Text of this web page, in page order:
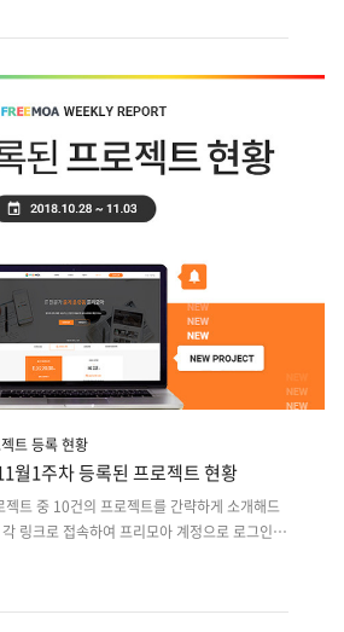
보제공 Android앱 디자인+개발 2. 언리얼4 활
4. 사주 기반 SNS 소셜 데이팅 Android 앱디자
얼+근태관리 서비스 유지보수6. 원격 과외 중개
인,개발7. 특정대학 학과단위 멘토/멘티 상담
업자들을 위한..
트 등록 현황
1주차 등록된 프로젝트 현황
젝트 중 10건의 프로젝트를 간략하게 소개해드
링크로 접속하여 프리모아 계정으로 로그인
등록된 프로젝트 외에도 마감이 다가오는 이
자동차 매매 웹 플랫폼 개발2. 사내용 화물/운